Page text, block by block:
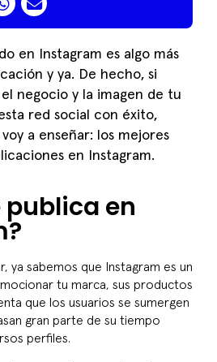
en Instagram es algo más
y ya. De hecho, si
negocio y la imagen de tu
red social con éxito,
a enseñar: los mejores
en Instagram.
publica en
ya sabemos que Instagram es un
tu marca, sus productos
que los usuarios se sumergen
gran parte de su tiempo
perfiles.